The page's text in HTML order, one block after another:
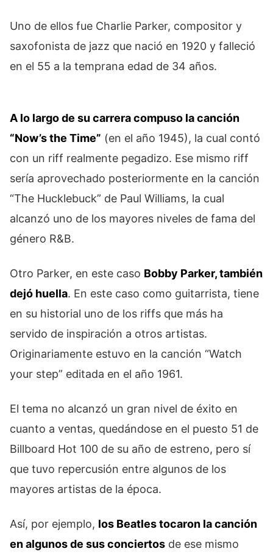
Uno de ellos fue Charlie Parker, compositor y
saxofonista de jazz que nació en 1920 y falleció
en el 55 a la temprana edad de 34 años.
A lo largo de su carrera compuso la canción
“Now’s the Time” (en el año 1945), la cual contó
con un riff realmente pegadizo. Ese mismo riff
sería aprovechado posteriormente en la canción
“The Hucklebuck” de Paul Williams, la cual
alcanzó uno de los mayores niveles de fama del
género R&B.
Otro Parker, en este caso Bobby Parker, también
dejó huella. En este caso como guitarrista, tiene
en su historial uno de los riffs que más ha
servido de inspiración a otros artistas.
Originariamente estuvo en la canción “Watch
your step” editada en el año 1961.
El tema no alcanzó un gran nivel de éxito en
cuanto a ventas, quedándose en el puesto 51 de
Billboard Hot 100 de su año de estreno, pero sí
que tuvo repercusión entre algunos de los
mayores artistas de la época.
Así, por ejemplo, los Beatles tocaron la canción
en algunos de sus conciertos de ese mismo